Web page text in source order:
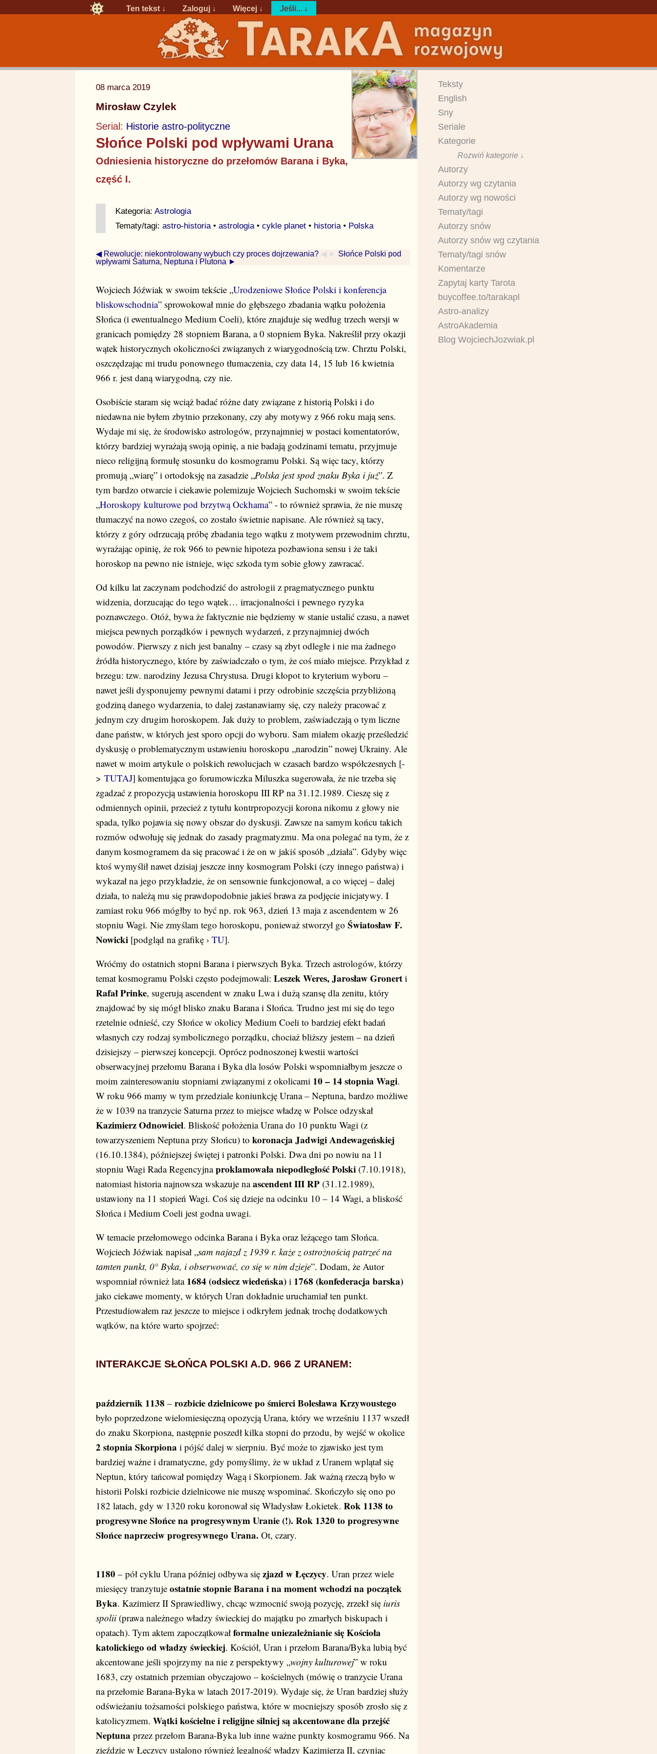
Ten tekst ↓ Zaloguj ↓ Więcej ↓ Jeśli... ↓
08 marca 2019
Mirosław Czylek
Serial: Historie astro-polityczne
Słońce Polski pod wpływami Urana
Odniesienia historyczne do przełomów Barana i Byka,
część I.
Kategoria: Astrologia
Tematy/tagi: astro-historia • astrologia • cykle planet • historia • Polska
◀ Rewolucje: niekontrolowany wybuch czy proces dojrzewania? ◀ ► Słońce Polski pod
wpływami Saturna, Neptuna i Plutona ►
Wojciech Jóźwiak w swoim tekście „Urodzeniowe Słońce Polski i konferencja
bliskowschodnia” sprowokował mnie do głębszego zbadania wątku położenia
Słońca (i ewentualnego Medium Coeli), które znajduje się według trzech wersji w
granicach pomiędzy 28 stopniem Barana, a 0 stopniem Byka. Nakreślił przy okazji
wątek historycznych okoliczności związanych z wiarygodnością tzw. Chrztu Polski,
oszczędzając mi trudu ponownego tłumaczenia, czy data 14, 15 lub 16 kwietnia
966 r. jest daną wiarygodną, czy nie.
Osobiście staram się wciąż badać różne daty związane z historią Polski i do
niedawna nie byłem zbytnio przekonany, czy aby motywy z 966 roku mają sens.
Wydaje mi się, że środowisko astrologów, przynajmniej w postaci komentatorów,
którzy bardziej wyrażają swoją opinię, a nie badają godzinami tematu, przyjmuje
nieco religijną formułę stosunku do kosmogramu Polski. Są więc tacy, którzy
promują „wiarę” i ortodoksję na zasadzie „Polska jest spod znaku Byka i już”. Z
tym bardzo otwarcie i ciekawie polemizuje Wojciech Suchomski w swoim tekście
„Horoskopy kulturowe pod brzytwą Ockhama” - to również sprawia, że nie muszę
tłumaczyć na nowo czegoś, co zostało świetnie napisane. Ale również są tacy,
którzy z góry odrzucają próbę zbadania tego wątku z motywem przewodnim chrztu,
wyrażając opinię, że rok 966 to pewnie hipoteza pozbawiona sensu i że taki
horoskop na pewno nie istnieje, więc szkoda tym sobie głowy zawracać.
Od kilku lat zaczynam podchodzić do astrologii z pragmatycznego punktu
widzenia, dorzucając do tego wątek… irracjonalności i pewnego ryzyka
poznawczego. Otóż, bywa że faktycznie nie będziemy w stanie ustalić czasu, a nawet
miejsca pewnych porządków i pewnych wydarzeń, z przynajmniej dwóch
powodów. Pierwszy z nich jest banalny – czasy są zbyt odległe i nie ma żadnego
źródła historycznego, które by zaświadczało o tym, że coś miało miejsce. Przykład z
brzegu: tzw. narodziny Jezusa Chrystusa. Drugi kłopot to kryterium wyboru –
nawet jeśli dysponujemy pewnymi datami i przy odrobinie szczęścia przybliżoną
godziną danego wydarzenia, to dalej zastanawiamy się, czy należy pracować z
jednym czy drugim horoskopem. Jak duży to problem, zaświadczają o tym liczne
dane państw, w których jest sporo opcji do wyboru. Sam miałem okazję prześledzić
dyskusję o problematycznym ustawieniu horoskopu „narodzin” nowej Ukrainy. Ale
nawet w moim artykule o polskich rewolucjach w czasach bardzo współczesnych [-
> TUTAJ] komentująca go forumowiczka Miluszka sugerowała, że nie trzeba się
zgadzać z propozycją ustawienia horoskopu III RP na 31.12.1989. Cieszę się z
odmiennych opinii, przecież z tytułu kontrpropozycji korona nikomu z głowy nie
spada, tylko pojawia się nowy obszar do dyskusji. Zawsze na samym końcu takich
rozmów odwołuję się jednak do zasady pragmatyzmu. Ma ona polegać na tym, że z
danym kosmogramem da się pracować i że on w jakiś sposób „działa”. Gdyby więc
ktoś wymyślił nawet dzisiaj jeszcze inny kosmogram Polski (czy innego państwa) i
wykazał na jego przykładzie, że on sensownie funkcjonował, a co więcej – dalej
działa, to należą mu się prawdopodobnie jakieś brawa za podjęcie inicjatywy. I
zamiast roku 966 mógłby to być np. rok 963, dzień 13 maja z ascendentem w 26
stopniu Wagi. Nie zmyślam tego horoskopu, ponieważ stworzył go Światosław F.
Nowicki [podgląd na grafikę › TU].
Wróćmy do ostatnich stopni Barana i pierwszych Byka. Trzech astrologów, którzy
temat kosmogramu Polski często podejmowali: Leszek Weres, Jarosław Gronert i
Rafał Prinke, sugerują ascendent w znaku Lwa i dużą szansę dla zenitu, który
znajdować by się mógł blisko znaku Barana i Słońca. Trudno jest mi się do tego
rzetelnie odnieść, czy Słońce w okolicy Medium Coeli to bardziej efekt badań
własnych czy rodzaj symbolicznego porządku, chociaż bliższy jestem – na dzień
dzisiejszy – pierwszej koncepcji. Oprócz podnoszonej kwestii wartości
obserwacyjnej przełomu Barana i Byka dla losów Polski wspomniałbym jeszcze o
moim zainteresowaniu stopniami związanymi z okolicami 10 – 14 stopnia Wagi.
W roku 966 mamy w tym przedziale koniunkcję Urana – Neptuna, bardzo możliwe
że w 1039 na tranzycie Saturna przez to miejsce władzę w Polsce odzyskał
Kazimierz Odnowiciel. Bliskość położenia Urana do 10 punktu Wagi (z
towarzyszeniem Neptuna przy Słońcu) to koronacja Jadwigi Andewageńskiej
(16.10.1384), późniejszej świętej i patronki Polski. Dwa dni po nowiu na 11
stopniu Wagi Rada Regencyjnaproklamowała niepodległość Polski (7.10.1918),
natomiast historia najnowsza wskazuje naascendent III RP (31.12.1989),
ustawiony na 11 stopień Wagi. Coś się dzieje na odcinku 10 – 14 Wagi, a bliskość
Słońca i Medium Coeli jest godna uwagi.
W temacie przełomowego odcinka Barana i Byka oraz leżącego tam Słońca.
Wojciech Jóźwiak napisał „sam najazd z 1939 r. każe z ostrożnością patrzeć na
tamten punkt, 0° Byka, i obserwować, co się w nim dzieje”. Dodam, że Autor
wspomniał również lata 1684 (odsiecz wiedeńska) i 1768 (konfederacja barska)
jako ciekawe momenty, w których Uran dokładnie uruchamiał ten punkt.
Przestudiowałem raz jeszcze to miejsce i odkryłem jednak trochę dodatkowych
wątków, na które warto spojrzeć:
INTERAKCJE SŁOŃCA POLSKI A.D. 966 Z URANEM:
październik 1138 – rozbicie dzielnicowepo śmierci Bolesława Krzywoustego
było poprzedzone wielomiesięczną opozycją Urana, który we wrześniu 1137 wszedł
do znaku Skorpiona, następnie poszedł kilka stopni do przodu, by wejść w okolice
2 stopnia Skorpiona i pójść dalej w sierpniu. Być może to zjawisko jest tym
bardziej ważne i dramatyczne, gdy pomyślimy, że w układ z Uranem wplątał się
Neptun, który tańcował pomiędzy Wagą i Skorpionem. Jak ważną rzeczą było w
historii Polski rozbicie dzielnicowe nie muszę wspominać. Skończyło się ono po
182 latach, gdy w 1320 roku koronował się Władysław Łokietek. Rok 1138 to
progresywne Słońce na progresywnym Uranie (!). Rok 1320 to progresywne
Słońce naprzeciw progresywnego Urana. Ot, czary.
1180 – pół cyklu Urana później odbywa się zjazd w Łęczycy. Uran przez wiele
miesięcy tranzytuje ostatnie stopnie Barana i na moment wchodzi na początek
Byka. Kazimierz II Sprawiedliwy, chcąc wzmocnić swoją pozycję, zrzekł się iuris
spolii (prawa należnego władzy świeckiej do majątku po zmarłych biskupach i
opatach). Tym aktem zapoczątkował formalne uniezależnianie się Kościoła
katolickiego od władzy świeckiej. Kościół, Uran i przełom Barana/Byka lubią być
akcentowane jeśli spojrzymy na nie z perspektywy „wojny kulturowej” w roku
1683, czy ostatnich przemian obyczajowo – kościelnych (mówię o tranzycie Urana
na przełomie Barana-Byka w latach 2017-2019). Wydaje się, że Uran bardziej służy
odświeżaniu tożsamości polskiego państwa, które w mocniejszy sposób zrosło się z
katolicyzmem. Wątki kościelne i religijne silniej są akcentowane dla przejść
Neptuna przez przełom Barana-Byka lub inne ważne punkty kosmogramu 966. Na
zjeździe w Łęczycy ustalono również legalność władzy Kazimierza II, czyniąc
Teksty
English
Sny
Seriale
Kategorie
Rozwiń kategorie ↓
Autorzy
Autorzy wg czytania
Autorzy wg nowości
Tematy/tagi
Autorzy snów
Autorzy snów wg czytania
Tematy/tagi snów
Komentarze
Zapytaj karty Tarota
buycoffee.to/tarakapl
Astro-analizy
AstroAkademia
Blog WojciechJozwiak.pl